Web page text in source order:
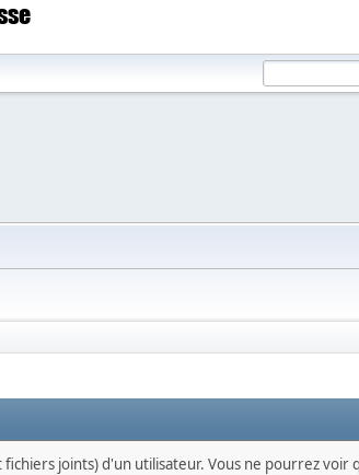
joints) d'un utilisateur. Vous ne pourrez voir